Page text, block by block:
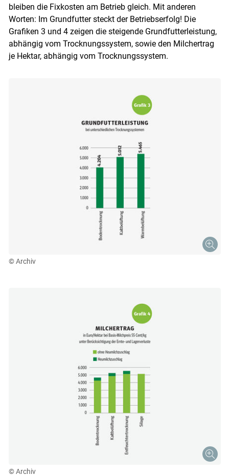
bleiben die Fixkosten am Betrieb gleich. Mit anderen
Worten: Im Grundfutter steckt der Betriebserfolg! Die
Grafiken 3 und 4 zeigen die steigende Grundfutterleistung,
abhängig vom Trocknungssystem, sowie den Milchertrag
je Hektar, abhängig vom Trocknungssystem.
© Archiv
© Archiv